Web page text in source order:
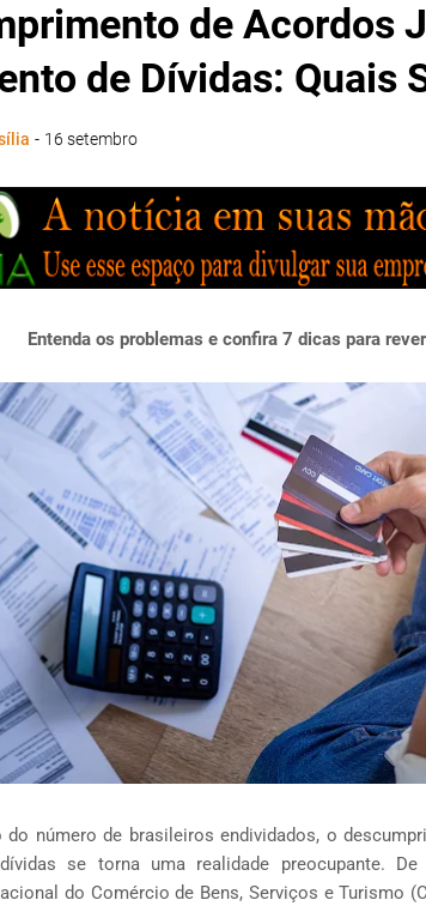
de Acordos
de Dívidas: Quais
- 16 setembro
Entenda os problemas e confira 7 dicas para
do número de brasileiros endividados, o
se torna uma realidade preocupante.
do Comércio de Bens, Serviços e Turismo